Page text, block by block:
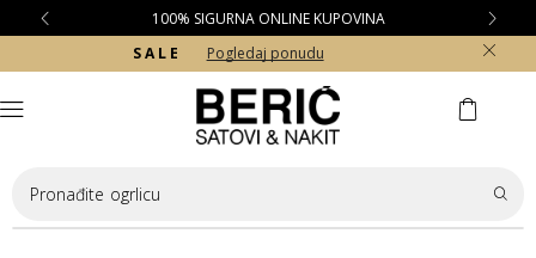
100% SIGURNA ONLINE KUPOVINA
S A L E
Pogledaj ponudu
Pronađite ogrlicu